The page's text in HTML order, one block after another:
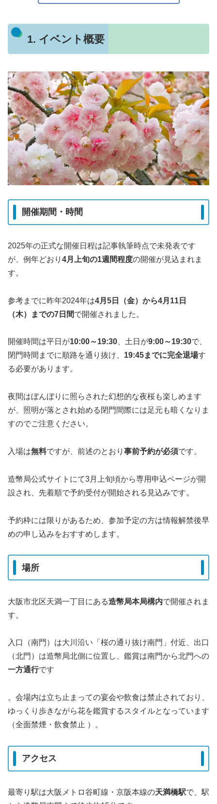
1. イベント概要
開催期間・時間
2025年の正式な開催日程は記事執筆時点で未発表です
が、例年どおり 4月上旬の1週間程度の開催が見込まれま
す。
参考までに昨年2024年は4月5日（金）から4月11日
（木）までの7日間で開催されました。
開催時間は平日が10:00～19:30 、土日が9:00～19:30で、
閉門時間までに順路を通り抜け、 19:45までに完全退場す
る必要があります。
夜間はぼんぼりに照らされた幻想的な夜桜も楽しめます
が、照明が落とされ始める閉門間際には足元も暗くなりま
すのでご注意ください。
入場は無料ですが、前述のとおり 事前予約が必須です。
造幣局公式サイトにて3月上旬頃から専用申込ページが開
設され、先着順で予約受付が開始される見込みです。
予約枠には限りがあるため、参加予定の方は情報解禁後早
めの申し込みをおすすめします。
場所
大阪市北区天満一丁目にある造幣局本局構内で開催されま
す。
入口（南門）は大川沿い「桜の通り抜け南門」付近、出口
（北門）は造幣局北側に位置し、鑑賞は南門から北門への
一方通行です
。会場内は立ち止まっての宴会や飲食は禁止されており、
ゆっくり歩きながら花を鑑賞するスタイルとなっています
（全面禁煙・飲食禁止 ）。
アクセス
最寄り駅は大阪メトロ谷町線・京阪本線の天満橋駅で、駅